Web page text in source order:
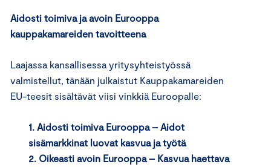
Aidosti toimiva ja avoin Eurooppa
kauppakamareiden tavoitteena
Laajassa kansallisessa yritysyhteistyössä
valmistellut, tänään julkaistut Kauppakamareiden
EU-teesit sisältävät viisi vinkkiä Euroopalle:
1. Aidosti toimiva Eurooppa – Aidot
sisämarkkinat luovat kasvua ja työtä
2. Oikeasti avoin Eurooppa – Kasvua haettava